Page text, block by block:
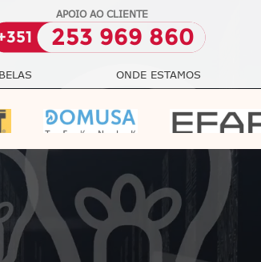
APOIO AO CLIENTE
253 969 860
ONDE ESTAMOS